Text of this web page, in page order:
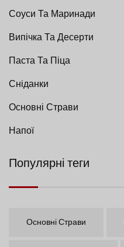
Соуси Та Маринади
Випічка Та Десерти
Паста Та Піца
Сніданки
Основні Страви
Напої
Популярні теги
Основні Страви